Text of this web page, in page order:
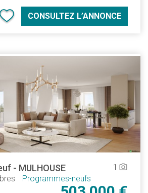
CONSULTEZ L’ANNONCE
- MULHOUSE
Programmes-neufs
1 camera_alt